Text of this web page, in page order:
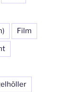
Film